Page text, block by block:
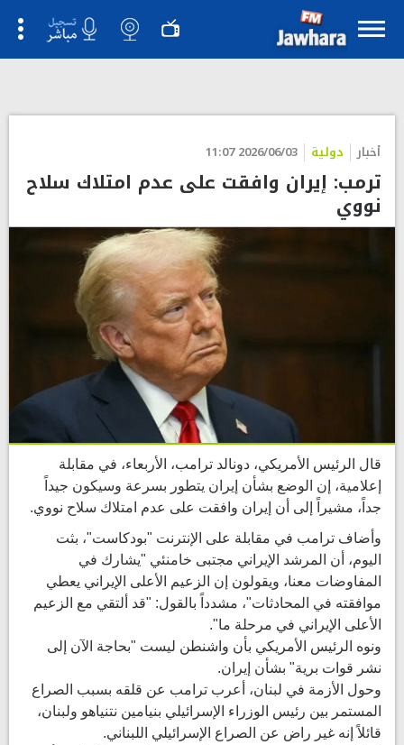
أخبار دولية 2026/06/03 11:07
ترمب: إيران وافقت على عدم امتلاك سلاح
نووي
قال الرئيس الأمريكي، دونالد ترامب، الأربعاء، في مقابلة
إعلامية، إن الوضع بشأن إيران يتطور بسرعة وسيكون جيداً
جداً، مشيراً إلى أن إيران وافقت على عدم امتلاك سلاح نووي.
وأضاف ترامب في مقابلة على الإنترنت "بودكاست"، بثت
اليوم، أن المرشد الإيراني مجتبى خامنئي "يشارك في
المفاوضات معنا، ويقولون إن الزعيم الأعلى الإيراني يعطي
موافقته في المحادثات"، مشدداً بالقول: "قد ألتقي مع الزعيم
الأعلى الإيراني في مرحلة ما".
ونوه الرئيس الأمريكي بأن واشنطن ليست "بحاجة الآن إلى
نشر قوات برية" بشأن إيران.
وحول الأزمة في لبنان، أعرب ترامب عن قلقه بسبب الصراع
المستمر بين رئيس الوزراء الإسرائيلي بنيامين نتنياهو ولبنان،
قائلاً إنه غير راض عن الصراع الإسرائيلي اللبناني.